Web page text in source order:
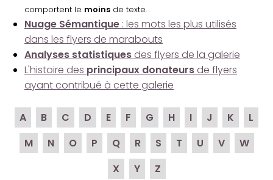
comportent le moins de texte.
Nuage Sémantique : les mots les plus utilisés
dans les flyers de marabouts
Analyses statistiques des flyers de la galerie
L'histoire des principaux donateurs de flyers
ayant contribué à cette galerie
A B C D E F G H I J K
L
M
N O P Q R S T U V
W
X
Y Z